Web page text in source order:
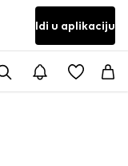
Idi u aplikaciju